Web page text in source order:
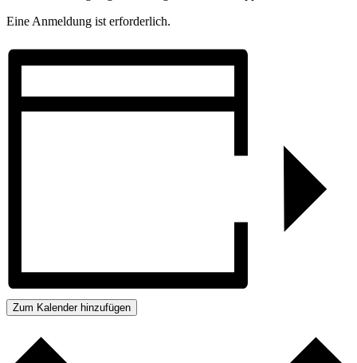
Eine Anmeldung ist erforderlich.
Zum Kalender hinzufügen